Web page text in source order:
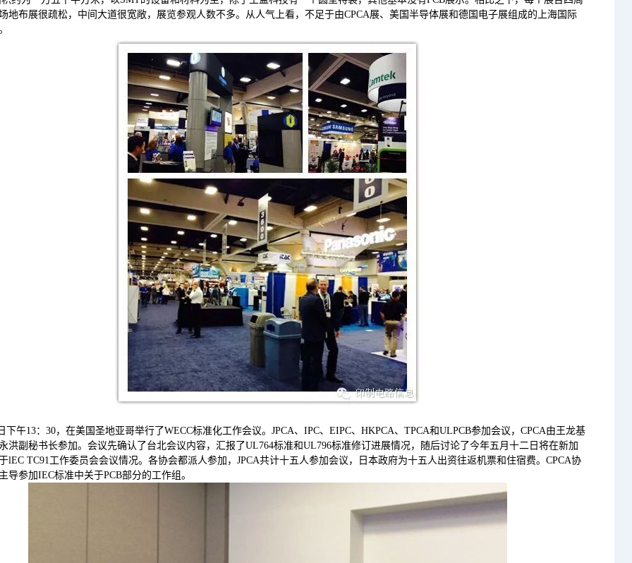
地布展很疏松，中间大道很宽敞，展览参观人数不多。从人气上看，不足于由CPCA展、美国半导体展和德国电子展组成的上海国际
下午13：30，在美国圣地亚哥举行了WECC标准化工作会议。JPCA、IPC、EIPC、HKPCA、TPCA和ULPCB参加会议，CPCA由王龙基
洪副秘书长参加。会议先确认了台北会议内容，汇报了UL764标准和UL796标准修订进展情况，随后讨论了今年五月十二日将在新加
lEC TC91工作委员会会议情况。各协会都派人参加，JPCA共计十五人参加会议，日本政府为十五人出资往返机票和住宿费。CPCA协
导参加IEC标准中关于PCB部分的工作组。